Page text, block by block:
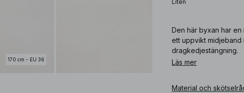
170 cm - EU 36
Liten
Den här byxan har
ett uppvikt midjeband
dragkedjestängning.
Läs mer
Material och